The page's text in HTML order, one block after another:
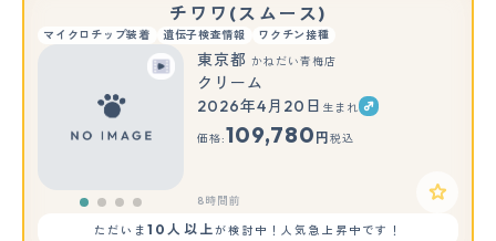
チワワ(スムース)
マイクロチップ装着 遺伝子検査情報 ワクチン接種
東京都 かねだい青梅店
クリーム
2026年4月20日 生まれ
価格:109,780 円 税込
8時間前
ただいま10人以上が検討中！人気急上昇中です！